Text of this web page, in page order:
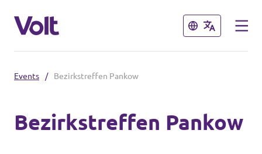
Schließen
Sprache auswählen
Deutsch
Schließen
Events / Bezirkstreffen Pankow
Bezirkstreffen Pankow